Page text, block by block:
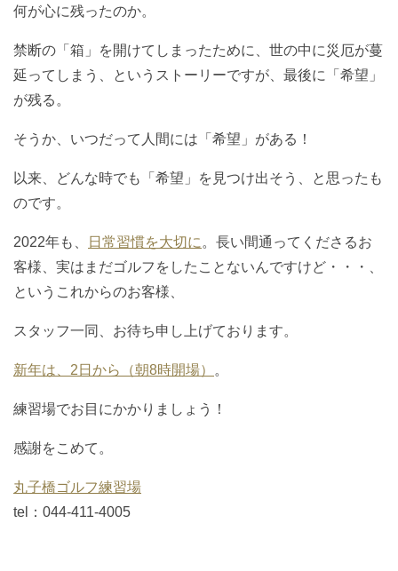
何が心に残ったのか。
禁断の「箱」を開けてしまったために、世の中に災厄が蔓
延ってしまう、というストーリーですが、最後に「希望」
が残る。
そうか、いつだって人間には「希望」がある！
以来、どんな時でも「希望」を見つけ出そう、と思ったも
のです。
2022年も、 日常習慣を大切に 。長い間通ってくださるお
客様、実はまだゴルフをしたことないんですけど・・・、
というこれからのお客様、
スタッフ一同、お待ち申し上げております。
新年は、2日から（朝8時開場） 。
練習場でお目にかかりましょう！
感謝をこめて。
丸子橋ゴルフ練習場
tel：044-411-4005